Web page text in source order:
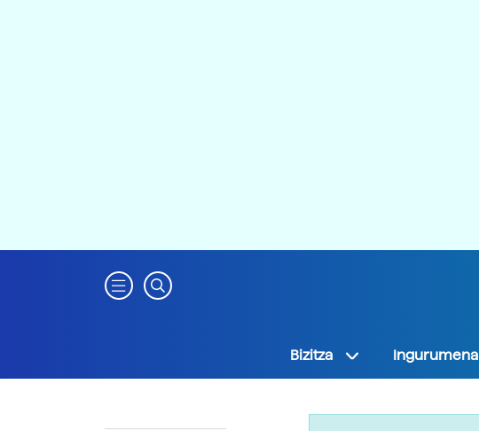
Bizitza Ingurumena